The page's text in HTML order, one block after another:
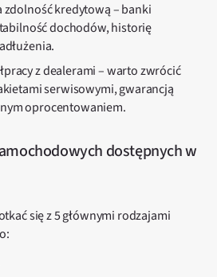
zdolność kredytową – banki
dochodów, historię
z dealerami – warto zwrócić
serwisowymi, gwarancją
oprocentowaniem.
dostępnych w
się z 5 głównymi rodzajami